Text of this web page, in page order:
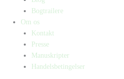
Bogtrailere
Om os
Kontakt
Presse
Manuskripter
Handelsbetingelser